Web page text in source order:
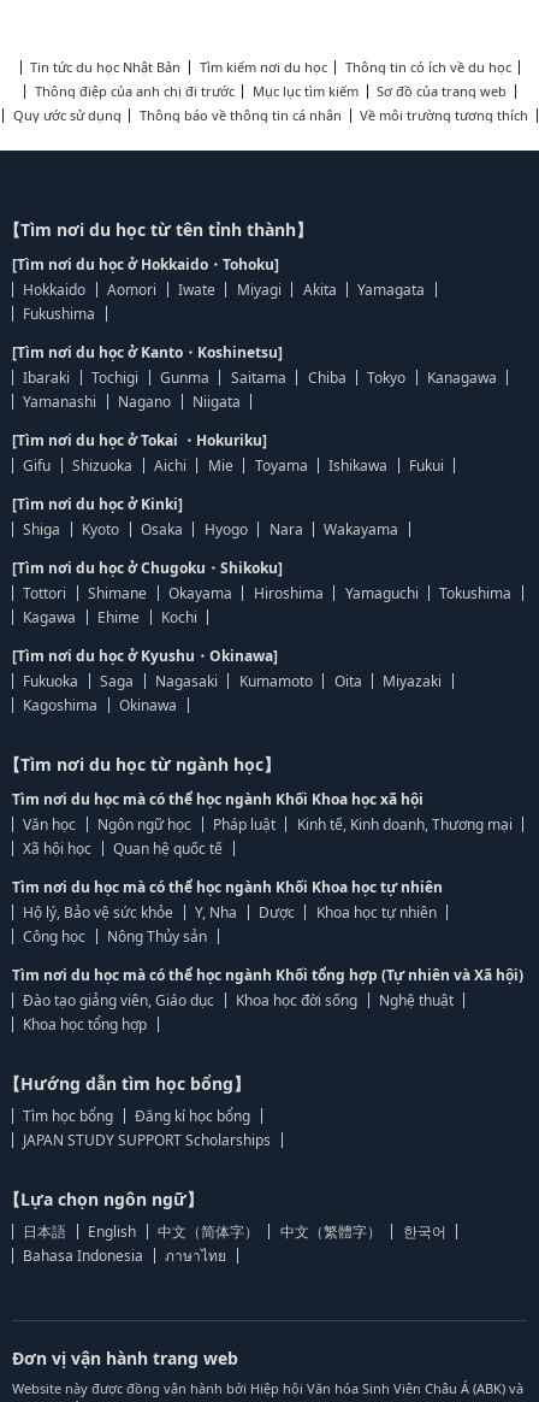
Tin tức du học Nhật Bản Tìm kiếm nơi du học
Thông tin có ích về du học
Thông điệp của anh chị đi trước
Mục lục tìm kiếm
Sơ đồ của trang web
Quy ước sử dụng
Thông báo về thông tin cá nhân Về môi trường tương thích
【Tìm nơi du học từ tên tỉnh thành】
[Tìm nơi du học ở Hokkaido・Tohoku]
Hokkaido
Aomori Iwate Miyagi Akita
Yamagata
Fukushima
[Tìm nơi du học ở Kanto・Koshinetsu]
Ibaraki
Tochigi Gunma Saitama Chiba Tokyo
Kanagawa
Yamanashi
Nagano
Niigata
[Tìm nơi du học ở Tokai ・Hokuriku]
Gifu
Shizuoka Aichi Mie Toyama Ishikawa
Fukui
[Tìm nơi du học ở Kinki]
Shiga
Kyoto Osaka Hyogo Nara
Wakayama
[Tìm nơi du học ở Chugoku・Shikoku]
Tottori
Shimane Okayama Hiroshima Yamaguchi
Tokushima
Kagawa
Ehime
Kochi
[Tìm nơi du học ở Kyushu・Okinawa]
Fukuoka
Saga Nagasaki Kumamoto Oita
Miyazaki
Kagoshima
Okinawa
【Tìm nơi du học từ ngành học】
Tìm nơi du học mà có thể học ngành Khối Khoa học xã hội
Văn học
Ngôn ngữ học Pháp luật
Kinh tế, Kinh doanh, Thương mại
Xã hội học
Quan hệ quốc tế
Tìm nơi du học mà có thể học ngành Khối Khoa học tự nhiên
Hộ lý, Bảo vệ sức khỏe
Y, Nha Dược
Khoa học tự nhiên
Công học
Nông Thủy sản
Tìm nơi du học mà có thể học ngành Khối tổng hợp (Tự nhiên và Xã hội)
Đào tạo giảng viên, Giáo dục
Khoa học đời sống
Nghệ thuật
Khoa học tổng hợp
【Hướng dẫn tìm học bổng】
Tìm học bổng
Đăng kí học bổng
JAPAN STUDY SUPPORT Scholarships
【Lựa chọn ngôn ngữ】
日本語 English 中文（简体字） 中文（繁體字）
한국어
Bahasa Indonesia
ภาษาไทย
Đơn vị vận hành trang web
Website này được đồng vận hành bởi Hiệp hội Văn hóa Sinh Viên Châu Á (ABK) và